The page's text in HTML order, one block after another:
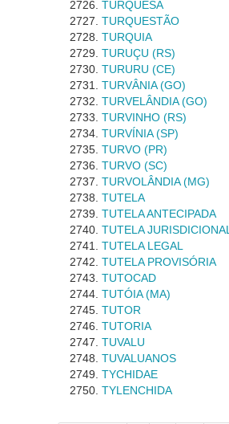
TURQUESA
TURQUESTÃO
TURQUIA
TURUÇU (RS)
TURURU (CE)
TURVÂNIA (GO)
TURVELÂNDIA (GO)
TURVINHO (RS)
TURVÍNIA (SP)
TURVO (PR)
TURVO (SC)
TURVOLÂNDIA (MG)
TUTELA
TUTELA ANTECIPADA
TUTELA JURISDICIONAL
TUTELA LEGAL
TUTELA PROVISÓRIA
TUTOCAD
TUTÓIA (MA)
TUTOR
TUTORIA
TUVALU
TUVALUANOS
TYCHIDAE
TYLENCHIDA